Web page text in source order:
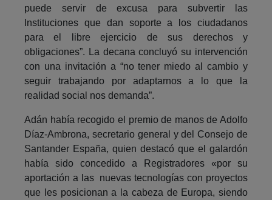
puede servir de excusa para subvertir las
Instituciones que dan soporte a los ciudadanos
para el libre ejercicio de sus derechos y
obligaciones”. La decana concluyó su intervención
con una invitación a “no tener miedo al cambio y
seguir trabajando por adaptarnos a lo que la
realidad social nos demanda”.
Adán había recogido el premio de manos de Adolfo
Díaz-Ambrona, secretario general y del Consejo de
Santander España, quien destacó que el galardón
había sido concedido a Registradores «por su
aportación a las nuevas tecnologías con proyectos
que les posicionan a la cabeza de Europa, siendo